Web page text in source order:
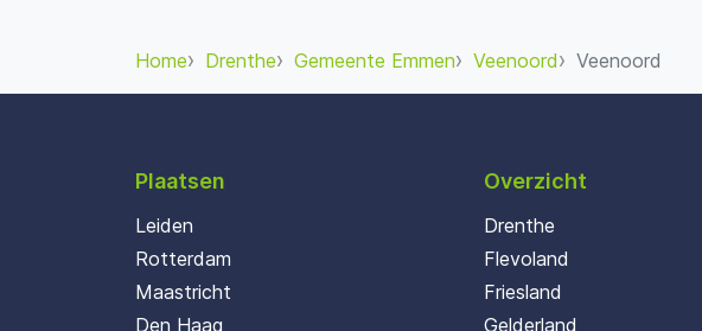
Home Drenthe Gemeente Emmen Veenoord Veenoord
Plaatsen
Leiden
Rotterdam
Maastricht
Den Haag
Overzicht
Drenthe
Flevoland
Friesland
Gelderland